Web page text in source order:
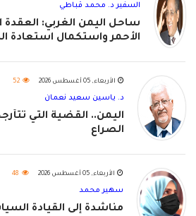
السفير د. محمد قباطي
ساحل اليمن الغربي: العقدة
الأحمر واستكمال استعادة
الأربعاء, 05 أغسطس 2026 52
د. ياسين سعيد نعمان
اليمن.. القضية التي
الصراع
الأربعاء, 05 أغسطس 2026 48
سهير محمد
مناشدة إلى القيادة